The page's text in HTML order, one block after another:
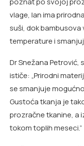
vlage, lan ima
suši, dok bambusova
temperature i
Dr Snežana
ističe: „Prirodni
se smanjuje
Gustoća tkanja je
prozračne tkanine, a
tokom toplih meseci.”